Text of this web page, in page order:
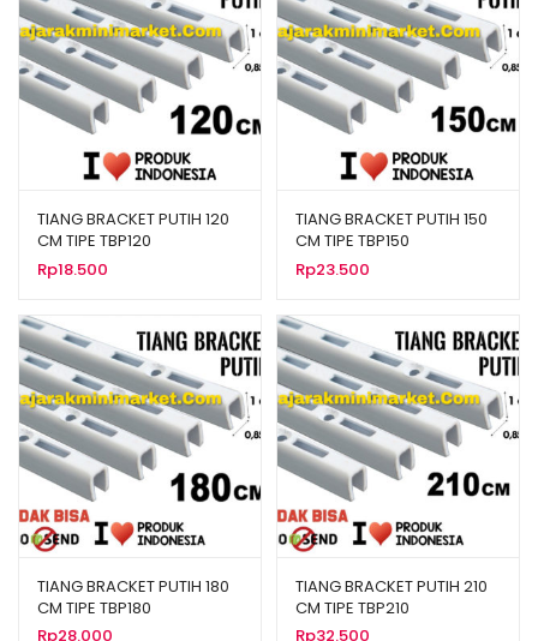
TIANG BRACKET PUTIH 120
CM TIPE TBP120
Rp18.500
TIANG BRACKET PUTIH 150
CM TIPE TBP150
Rp23.500
TIANG BRACKET PUTIH 180
CM TIPE TBP180
Rp28.000
TIANG BRACKET PUTIH 210
CM TIPE TBP210
Rp32.500